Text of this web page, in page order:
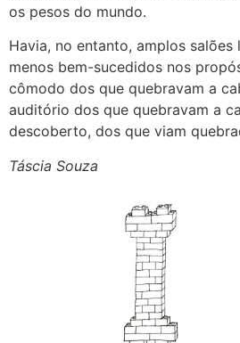
os pesos do mundo.
Havia, no entanto, amplos
menos bem-sucedidos nos
cômodo dos que quebravam a
auditório dos que quebravam a
descoberto, dos que viam
Táscia Souza